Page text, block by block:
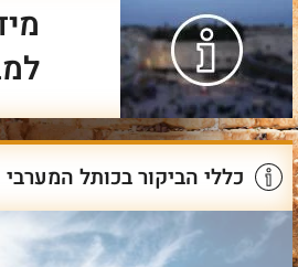
כללי הביקור בכותל המערבי